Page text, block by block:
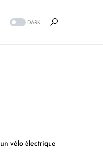
DARK
vélo électrique